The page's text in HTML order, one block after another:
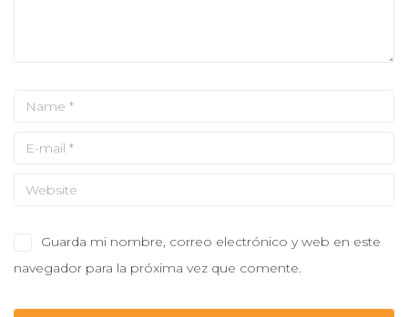
Guarda mi nombre, correo electrónico y web en este
navegador para la próxima vez que comente.